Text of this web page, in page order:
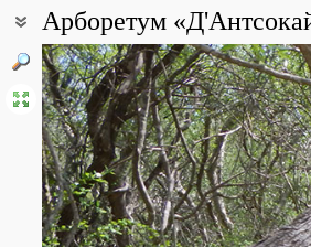
Арборетум
Координаты:
23° 24′ 55.2″ ю.ш., 43° 45′ 20.34″
Описание точки:
Зона колючих лесов Мадагаскара,
Все фотографии(3) Фото